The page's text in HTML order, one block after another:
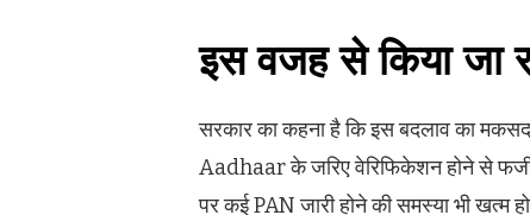
इस वजह से किया जा
सरकार का कहना है कि इस बदलाव का मकसद
Aadhaar के जरिए वेरिफिकेशन होने से
पर कई PAN जारी होने की समस्या भी